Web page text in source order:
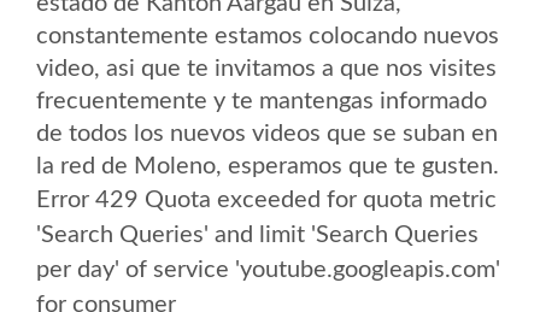
constantemente estamos colocando nuevos
video, asi que te invitamos a que nos visites
frecuentemente y te mantengas informado
de todos los nuevos videos que se suban en
la red de Moleno, esperamos que te gusten.
Error 429 Quota exceeded for quota metric
'Search Queries' and limit 'Search Queries
per day' of service 'youtube.googleapis.com'
for consumer